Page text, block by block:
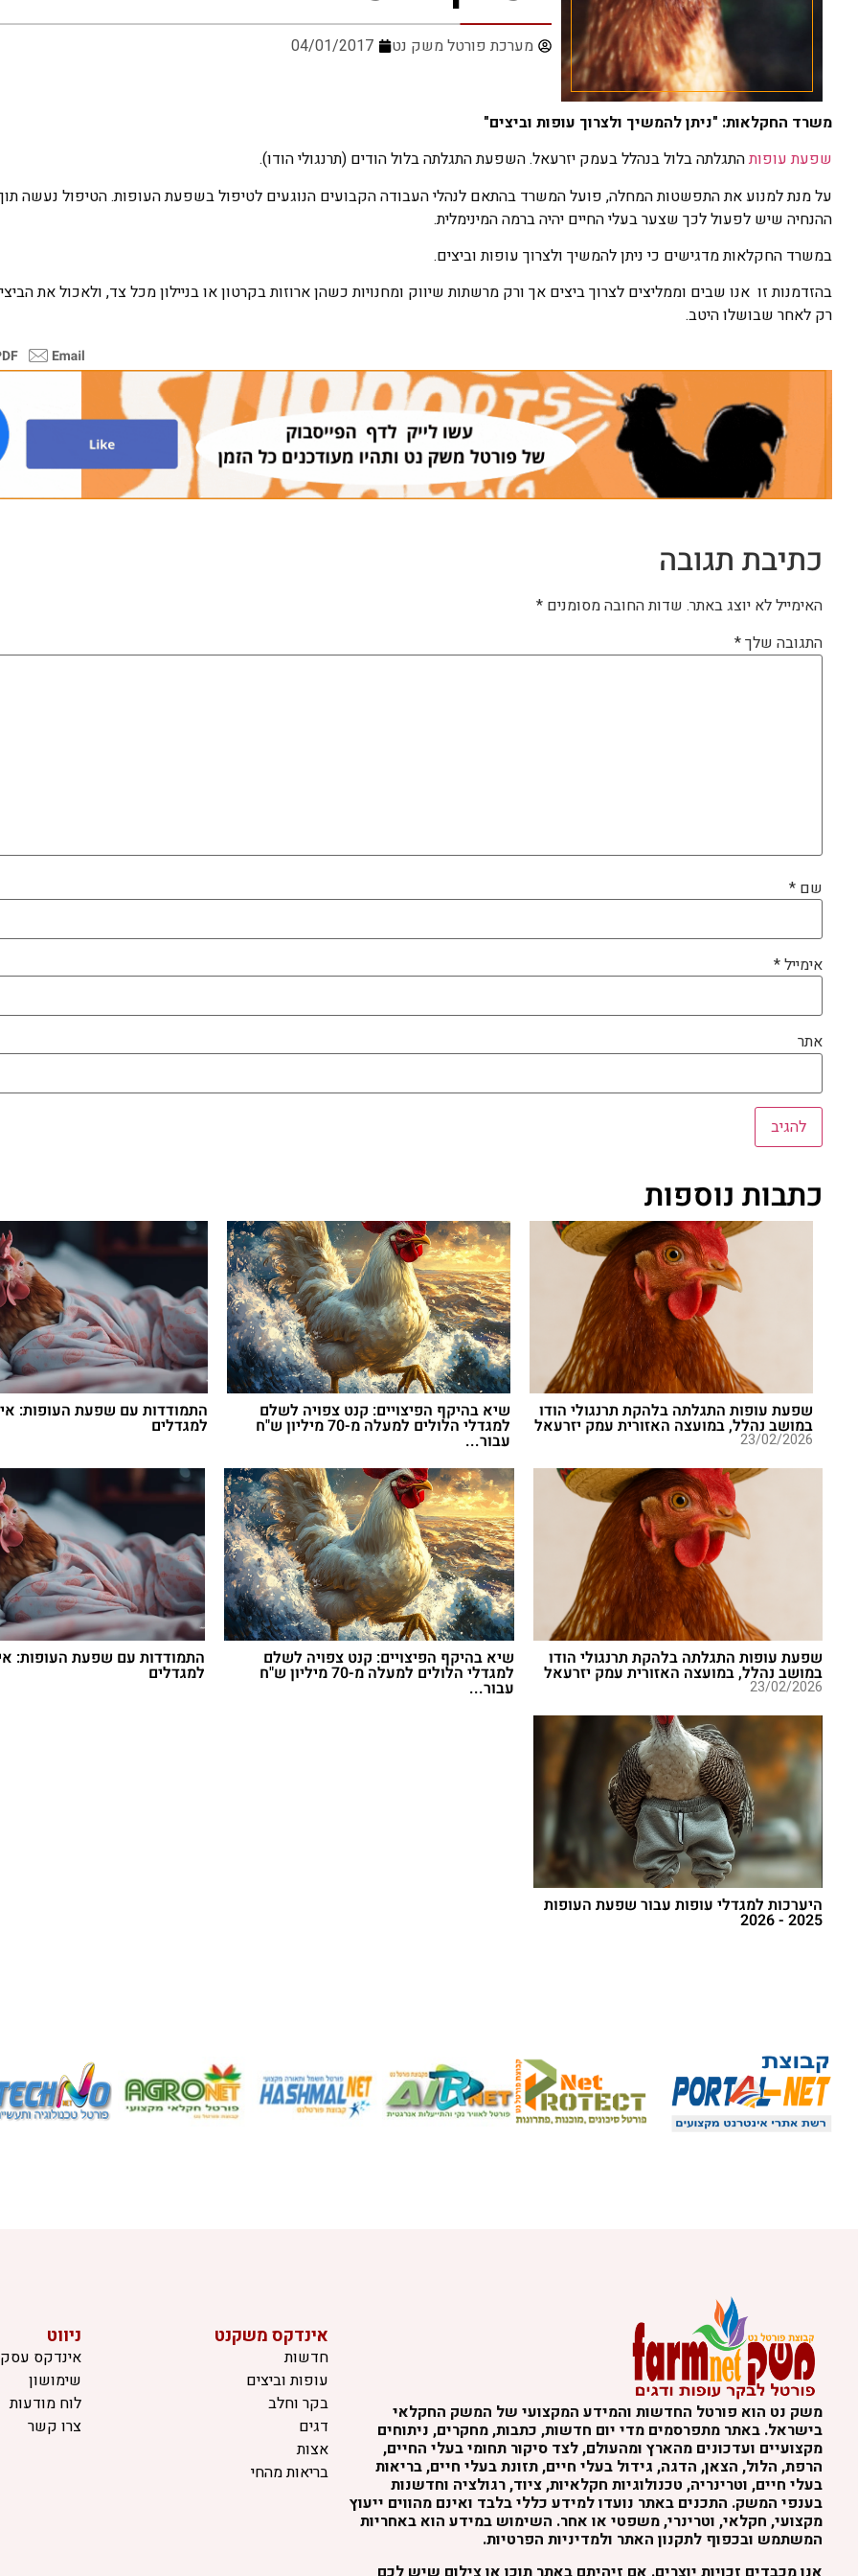
מערכת פורטל משק נט 04/01/2017
משרד החקלאות: "ניתן להמשיך ולצרוך עופות וביצים"
שפעת עופותהתגלתה בלול בנהלל בעמק יזרעאל. השפעת התגלתה בלול הודים (תרנגולי הודו).
על מנת למנוע את התפשטות המחלה, פועל המשרד בהתאם לנהלי העבודה הקבועים הנוגעים לטיפול בשפעת העופות. הטיפול נעשה
ההנחיה שיש לפעול לכך שצער בעלי החיים יהיה ברמה המינימלית.
במשרד החקלאות מדגישים כי ניתן להמשיך ולצרוך עופות וביצים.
בהזדמנות זו אנו שבים וממליצים לצרוך ביצים אך ורק מרשתות שיווק ומחנויות כשהן ארוזות בקרטון או בניילון מכל צד, ולאכול את
רק לאחר שבושלו היטב.
כתיבת תגובה
האימייל לא יוצג באתר. שדות החובה מסומנים *
התגובה שלך*
שם *
אימייל*
אתר
כתבות נוספות
שפעת עופות התגלתה בלהקת תרנגולי הודו
במושב נהלל, במועצה האזורית עמק יזרעאל
23/02/2026
שיא בהיקף הפיצויים: קנט צפויה לשלם
למגדלי הלולים למעלה מ-70 מיליון ש"ח
עבור...
התמודדות עם שפעת העופות:
למגדלים
שפעת עופות התגלתה בלהקת תרנגולי הודו
במושב נהלל, במועצה האזורית עמק יזרעאל
23/02/2026
שיא בהיקף הפיצויים: קנט צפויה לשלם
למגדלי הלולים למעלה מ-70 מיליון ש"ח
עבור...
התמודדות עם שפעת העופות:
למגדלים
היערכות למגדלי עופות עבור שפעת העופות
2025 - 2026
משק נט הוא פורטל החדשות והמידע המקצועי של המשק החקלאי
בישראל. באתר מתפרסמים מדי יום חדשות, כתבות, מחקרים, ניתוחים
מקצועיים ועדכונים מהארץ ומהעולם, לצד סיקור תחומי בעלי החיים,
הרפת, הלול, הצאן, הדגה, גידול בעלי חיים, תזונת בעלי חיים, בריאות
בעלי חיים, וטרינריה, טכנולוגיות חקלאיות, ציוד, רגולציה וחדשנות
בענפי המשק. התכנים באתר נועדו למידע כללי בלבד ואינם מהווים ייעוץ
מקצועי, חקלאי, וטרינרי, משפטי או אחר. השימוש במידע הוא באחריות
המשתמש ובכפוף לתקנון האתר ולמדיניות הפרטיות.
אינדקס משקנט
חדשות
עופות וביצים
בקר וחלב
דגים
אצות
בריאות מהחי
ניווט
אינדקס
שימושון
לוח מודעות
צרו קשר